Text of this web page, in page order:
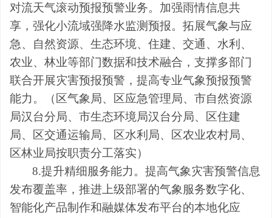
对流天气滚动预报预警业务。加强雨情信息共
享，强化小流域强降水监测预报。拓展气象与应
急、自然资源、生态环境、住建、交通、水利、
农业、林业等部门数据和技术融合，支撑多部门
联合开展灾害预报预警，提高专业气象预报预警
能力。
（ 区气象局、区应急管理局、市自然资源
局汉台分局、市生态环境局汉台分局、区住建
局、区交通运输局、区水利局、区农业农村局、
区林业局按职责分工落实）
8.提升精细服务能力。提高气象灾害预警信息
发布覆盖率，推进上级部署的气象服务数字化、
智能化产品制作和融媒体发布平台的本地化应